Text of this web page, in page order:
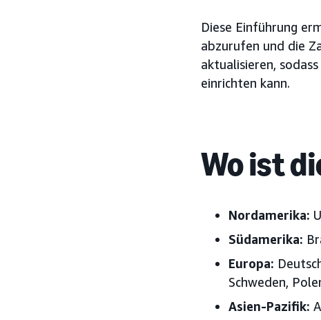
Diese Einführung
abzurufen und die
aktualisieren,
einrichten kann.
Wo ist
Nordamerika:
Südamerika:
Europa:
Schweden,
Asien-Pazifik: